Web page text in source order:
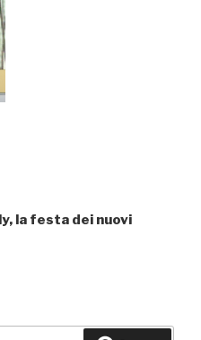
la festa dei nuovi